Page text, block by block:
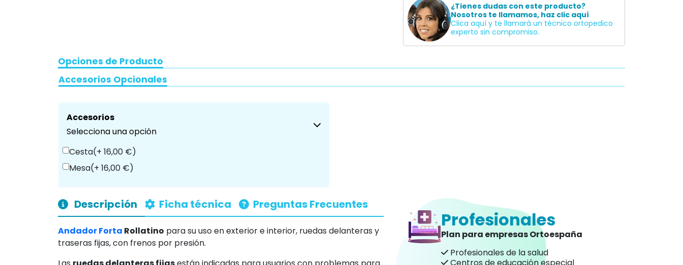
¿Tienes dudas con este producto?
Nosotros te llamamos, haz clic aquí
Clica aquí y te llamará un técnico ortopedico
experto sin compromiso.
Opciones de Producto
Accesorios Opcionales
Accesorios
Selecciona una opción
Cesta(+ 16,00 €)
Mesa(+ 16,00 €)
Profesionales
Plan para empresas Ortoespaña
Profesionales de la salud
Descripción Ficha técnica Preguntas Frecuentes
AndadorForta Rollatino para su uso en exterior e interior, ruedas delanteras y
traseras fijas, con frenos por presión.